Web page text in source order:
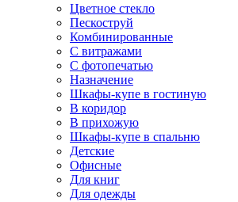
Цветное стекло
Пескоструй
Комбинированные
С витражами
С фотопечатью
Назначение
Шкафы-купе в гостиную
В коридор
В прихожую
Шкафы-купе в спальню
Детские
Офисные
Для книг
Для одежды